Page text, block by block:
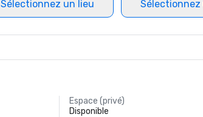
Sélectionnez un lieu Sélectionnez
Espace (privé)
Disponible